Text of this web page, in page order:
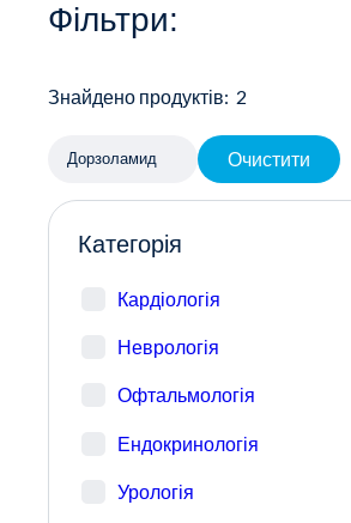
Фільтри:
Знайдено продуктів: 2
Дорзоламид Очистити
Категорія
Кардіологія
Неврологія
Офтальмологія
Ендокринологія
Урологія